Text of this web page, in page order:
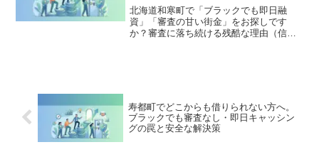
北海道和寒町で「ブラックでも即日融
資」「審査の甘い街金」をお探しです
か？審査に落ち続ける残酷な理由（信用
促を止める無料相談窓口をご案内しま
す。
寿都町でどこからも借りられない方へ。
ブラックでも審査なし・即日キャッシン
グの罠と安全な解決策